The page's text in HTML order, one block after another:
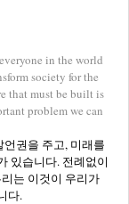
in the world
society for the
that must be built is
problem we can
권을 주고, 미래를
있습니다. 전례없이
는 이것이 우리가
다.